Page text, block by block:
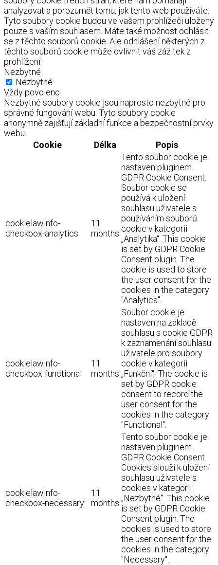
analyzovat a porozumět tomu, jak tento web používáte.
Tyto soubory cookie budou ve vašem prohlížeči uloženy
pouze s vaším souhlasem. Máte také možnost odhlásit
se z těchto souborů cookie. Ale odhlášení některých z
těchto souborů cookie může ovlivnit váš zážitek z
prohlížení.
Nezbytné
Nezbytné
Vždy povoleno
Nezbytné soubory cookie jsou naprosto nezbytné pro
správné fungování webu. Tyto soubory cookie
anonymně zajišťují základní funkce a bezpečnostní prvky
webu.
Cookie
Délka Popis
cookielawinfo-
checkbox-analytics
11
months
Tento soubor cookie je
nastaven pluginem
GDPR Cookie Consent.
Soubor cookie se
používá k uložení
souhlasu uživatele s
používáním souborů
cookie v kategorii
„Analytika“. This cookie
is set by GDPR Cookie
Consent plugin. The
cookie is used to store
the user consent for the
cookies in the category
"Analytics".
cookielawinfo-
checkbox-functional
11
months
Soubor cookie je
nastaven na základě
souhlasu s cookie GDPR
k zaznamenání souhlasu
uživatele pro soubory
cookie v kategorii
„Funkční“. The cookie is
set by GDPR cookie
consent to record the
user consent for the
cookies in the category
"Functional".
cookielawinfo-
checkbox-necessary
11
months
Tento soubor cookie je
nastaven pluginem
GDPR Cookie Consent.
Cookies slouží k uložení
souhlasu uživatele s
cookies v kategorii
„Nezbytné“. This cookie
is set by GDPR Cookie
Consent plugin. The
cookies is used to store
the user consent for the
cookies in the category
"Necessary".